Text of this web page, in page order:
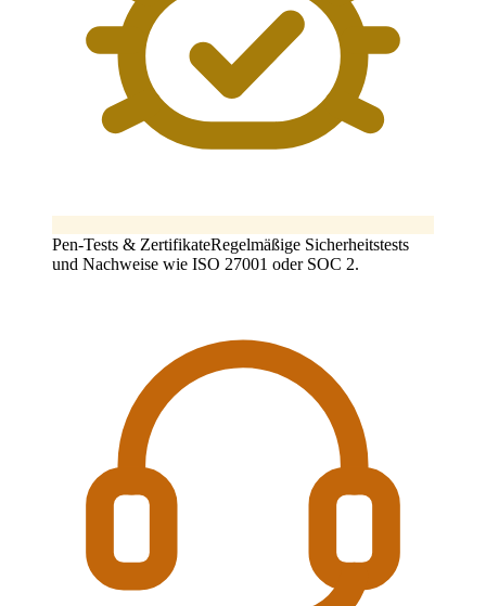
Pen-Tests & ZertifikateRegelmäßige Sicherheitstests
und Nachweise wie ISO 27001 oder SOC 2.